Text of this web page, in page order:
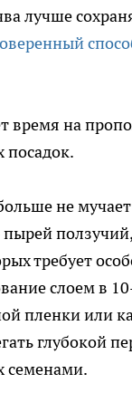
лучше
время на
посадок.
не
требует
слоем в
пленки или
глубокой
семенами.